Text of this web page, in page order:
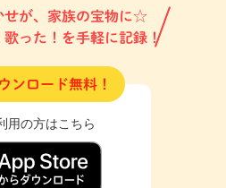
せが、家族の宝物に☆
った！を手軽に記録！
ンロード無料！
用の方はこちら